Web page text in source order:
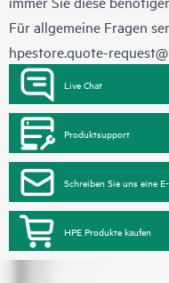
• HPE Foundation Care
• HPE Foundation Care
Für allgemeine Fragen
hpestore.quote-
Live Chat
Produktsupport
Schreiben Sie uns eine
HPE Produkte kaufen